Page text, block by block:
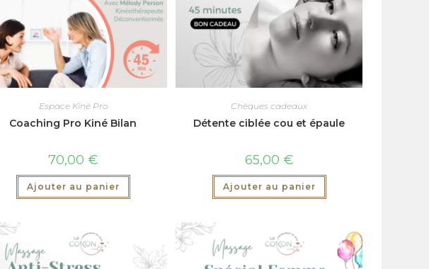
Espace Kiné Pro
Coaching Pro Kiné Bilan
70,00 €
Ajouter au panier
Chèques cadeaux
Détente ciblée cou et épaule
65,00 €
Ajouter au panier